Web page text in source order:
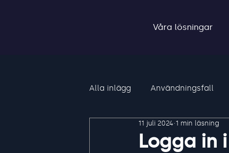
Våra lösningar
Alla inlägg Användningsfall
Logga in
11 juli 2024 1 min läsning